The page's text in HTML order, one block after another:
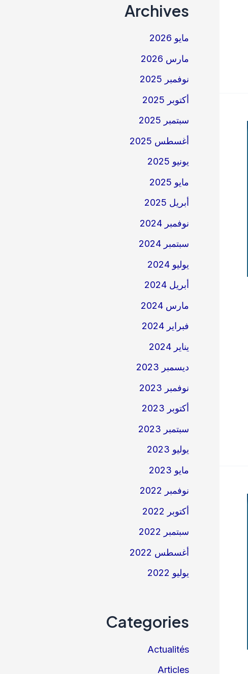
Archives
مايو 2026
مارس 2026
نوفمبر 2025
أكتوبر 2025
سبتمبر 2025
أغسطس 2025
يونيو 2025
مايو 2025
أبريل 2025
نوفمبر 2024
سبتمبر 2024
يوليو 2024
أبريل 2024
مارس 2024
فبراير 2024
يناير 2024
ديسمبر 2023
نوفمبر 2023
أكتوبر 2023
سبتمبر 2023
يوليو 2023
مايو 2023
نوفمبر 2022
أكتوبر 2022
سبتمبر 2022
أغسطس 2022
يوليو 2022
Categories
Actualités
Articles